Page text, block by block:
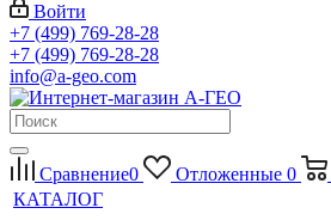
Войти
+7 (499) 769-28-28
+7 (499) 769-28-28
info@a-geo.com
Сравнение0 Отложенные 0
КАТАЛОГ